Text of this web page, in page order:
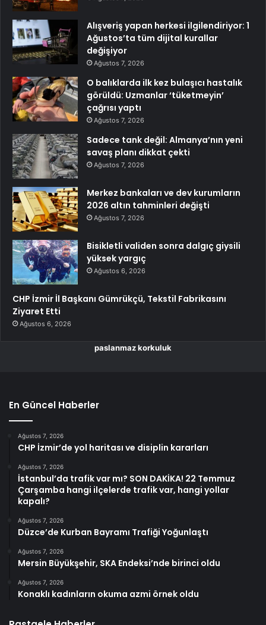
Alışveriş yapan herkesi ilgilendiriyor: 1
Ağustos’ta tüm dijital kurallar
değişiyor
Ağustos 7, 2026
O balıklarda ilk kez bulaşıcı hastalık
görüldü: Uzmanlar ‘tüketmeyin’
çağrısı yaptı
Ağustos 7, 2026
Sadece tank değil: Almanya’nın yeni
savaş planı dikkat çekti
Ağustos 7, 2026
Merkez bankaları ve dev kurumların
2026 altın tahminleri değişti
Ağustos 7, 2026
Bisikletli validen sonra dalgıç giysili
yüksek yargıç
Ağustos 6, 2026
CHP İzmir İl Başkanı Gümrükçü, Tekstil Fabrikasını
Ziyaret Etti
Ağustos 6, 2026
paslanmaz korkuluk
En Güncel Haberler
Ağustos 7, 2026
CHP İzmir’de yol haritası ve disiplin kararları
Ağustos 7, 2026
İstanbul’da trafik var mı? SON DAKİKA! 22 Temmuz
Çarşamba hangi ilçelerde trafik var, hangi yollar
kapalı?
Ağustos 7, 2026
Düzce’de Kurban Bayramı Trafiği Yoğunlaştı
Ağustos 7, 2026
Mersin Büyükşehir, SKA Endeksi’nde birinci oldu
Ağustos 7, 2026
Konaklı kadınların okuma azmi örnek oldu